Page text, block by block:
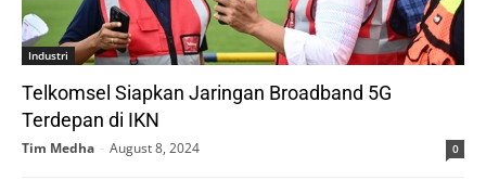
Industri
Telkomsel Siapkan Jaringan Broadband 5G
Terdepan di IKN
Tim Medha - August 8, 2024 0